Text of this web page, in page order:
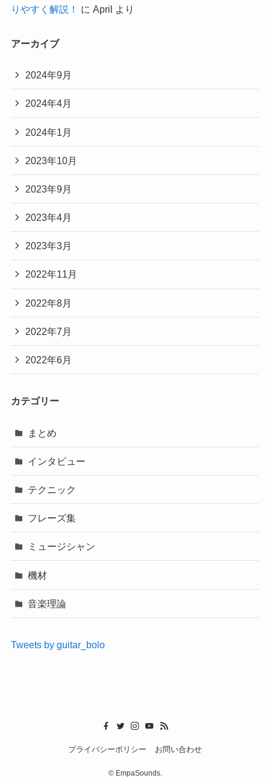
りやすく解説！
に April より
アーカイブ
2024年9月
2024年4月
2024年1月
2023年10月
2023年9月
2023年4月
2023年3月
2022年11月
2022年8月
2022年7月
2022年6月
カテゴリー
まとめ
インタビュー
テクニック
フレーズ集
ミュージシャン
機材
音楽理論
Tweets by guitar_bolo
プライバシーポリシー お問い合わせ
©EmpaSounds.